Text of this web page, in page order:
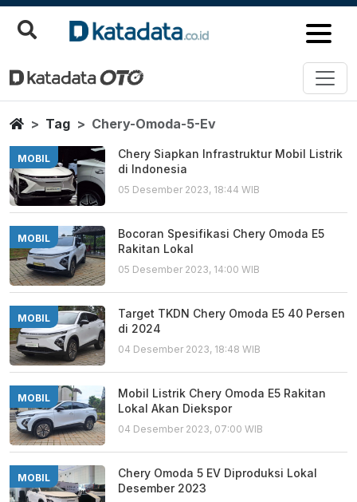
Chery Omoda 5 Ev
Berita Terbaru
HomeTag Chery-Omoda-5-Ev
MOBIL
Chery Siapkan Infrastruktur Mobil Listrik
di Indonesia
05 Desember 2023, 18:44 WIB
MOBIL
Bocoran Spesifikasi Chery Omoda E5
Rakitan Lokal
05 Desember 2023, 14:00 WIB
MOBIL
Target TKDN Chery Omoda E5 40 Persen
di 2024
04 Desember 2023, 18:48 WIB
MOBIL
Mobil Listrik Chery Omoda E5 Rakitan
Lokal Akan Diekspor
04 Desember 2023, 07:00 WIB
MOBIL
Chery Omoda 5 EV Diproduksi Lokal
Desember 2023